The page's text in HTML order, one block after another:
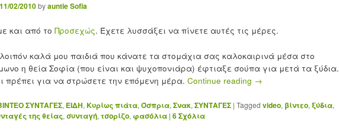
11/02/2010byauntie Sofia
και από το Προσεχώς. Έχετε λυσσάξει να πίνετε αυτές τις μέρες.
καλά μου παιδιά που κάνατε τα στομάχια σας καλοκαιρινά μέσα στο
η θεία Σοφία (που είναι και ψυχοπονιάρα) έφτιαξε σούπα για μετά τα ξύδια.
πρέπει για να στρώσετε την επόμενη μέρα. Continue reading →
ΣΥΝΤΑΓΕΣ, ΕΙΔΗ, Κυρίως πιάτα, Όσπρια, Σνακ, ΣΥΝΤΑΓΕΣ | Tagged video, βίντεο, ξύδια,
της θείας, συνταγή, τσορίζο, φασόλια | 6Σχόλια